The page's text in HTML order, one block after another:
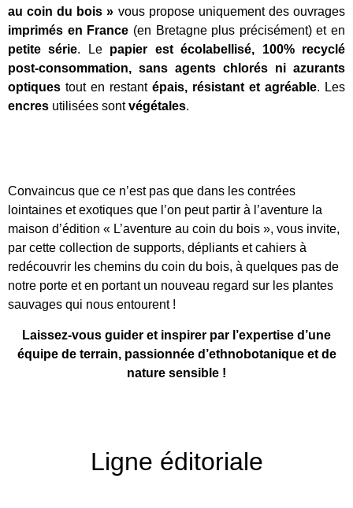
au coin du bois » vous propose uniquement des ouvrages
imprimés en France (en Bretagne plus précisément) et en
petite série. Le papier est écolabellisé, 100% recyclé
post-consommation, sans agents chlorés ni azurants
optiques tout en restant épais, résistant et agréable. Les
encres utilisées sontvégétales.
Convaincus que ce n’est pas que dans les contrées
lointaines et exotiques que l’on peut partir à l’aventure la
maison d’édition « L’aventure au coin du bois », vous invite,
par cette collection de supports, dépliants et cahiers à
redécouvrir les chemins du coin du bois, à quelques pas de
notre porte et en portant un nouveau regard sur les plantes
sauvages qui nous entourent !
Laissez-vous guider et inspirer par l’expertise d’une
équipe de terrain, passionnée d’ethnobotanique et de
nature sensible !
Ligne éditoriale